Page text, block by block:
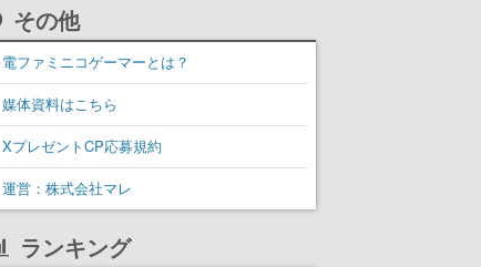
その他
電ファミニコゲーマーとは？
媒体資料はこちら
XプレゼントCP応募規約
運営：株式会社マレ
ランキング